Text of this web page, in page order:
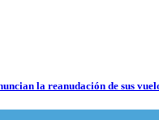
la reanudación de sus